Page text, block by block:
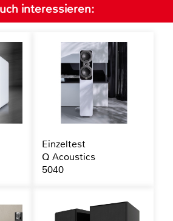
interessieren:
Einzeltest
Q Acoustics
5040